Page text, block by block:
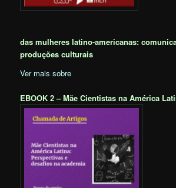
das mulheres latino-americanas:
produções culturais
Ver mais sobre
EBOOK 2 –Mãe Cientistas na América